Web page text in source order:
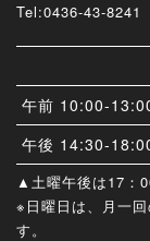
Tel:0436-43-8241
午前 10:00-
午後 14:30-
▲土曜午後は17：
※日曜日は、月一
す。